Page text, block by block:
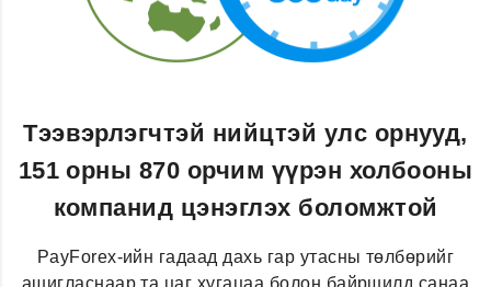
Тээвэрлэгчтэй нийцтэй улс орнууд,
151 орны 870 орчим үүрэн холбооны
компанид цэнэглэх боломжтой
PayForex-ийн гадаад дахь гар утасны төлбөрийг
ашигласнаар та цаг хугацаа болон байршилд санаа